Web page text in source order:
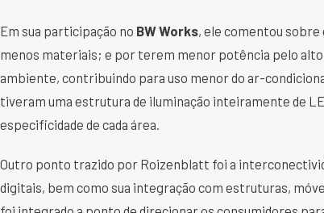
Em sua participação no BW Works, ele comentou sobre
menos materiais; e por terem menor potência pelo
ambiente, contribuindo para uso menor do ar-
tiveram uma estrutura de iluminação inteiramente de
especificidade de cada área.
Outro ponto trazido por Roizenblatt foi a
digitais, bem como sua integração com estruturas,